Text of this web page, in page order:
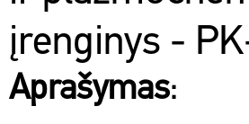
įrenginys -
Aprašymas: